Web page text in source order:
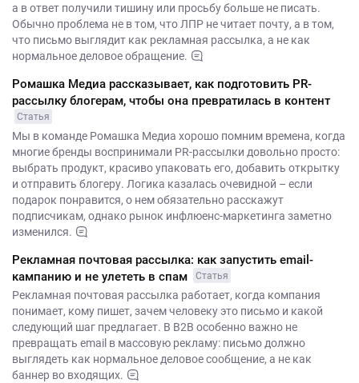
а в ответ получили тишину или просьбу больше не писать.
Обычно проблема не в том, что ЛПР не читает почту, а в том,
что письмо выглядит как рекламная рассылка, а не как
нормальное деловое обращение.
Ромашка Медиа рассказывает, как подготовить PR-
рассылку блогерам, чтобы она превратилась в контент
Статья
Мы в команде Ромашка Медиа хорошо помним времена, когда
многие бренды воспринимали PR-рассылки довольно просто:
выбрать продукт, красиво упаковать его, добавить открытку
и отправить блогеру. Логика казалась очевидной – если
подарок понравится, о нем обязательно расскажут
подписчикам, однако рынок инфлюенс-маркетинга заметно
изменился.
Рекламная почтовая рассылка: как запустить email-
кампанию и не улететь в спам
Статья
Рекламная почтовая рассылка работает, когда компания
понимает, кому пишет, зачем человеку это письмо и какой
следующий шаг предлагает. В B2B особенно важно не
превращать email в массовую рекламу: письмо должно
выглядеть как нормальное деловое сообщение, а не как
баннер во входящих.